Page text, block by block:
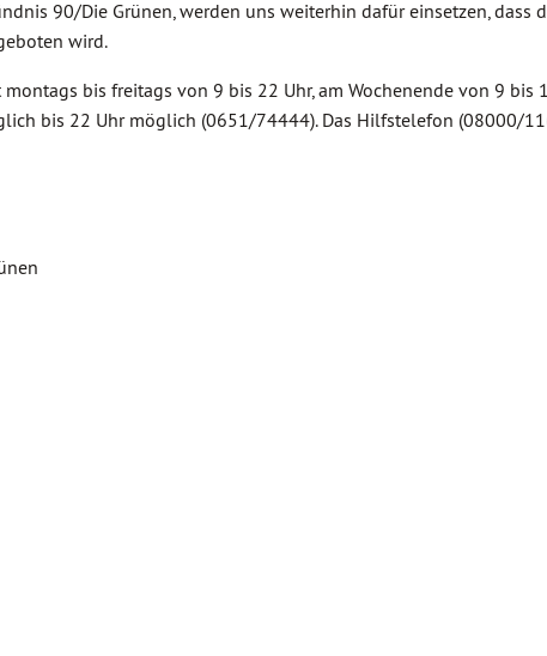
90/Die Grünen, werden uns weiterhin dafür einsetzen, dass
wird.
montags bis freitags von 9 bis 22 Uhr, am Wochenende von 9
bis 22 Uhr möglich (0651/74444). Das Hilfstelefon (08000/